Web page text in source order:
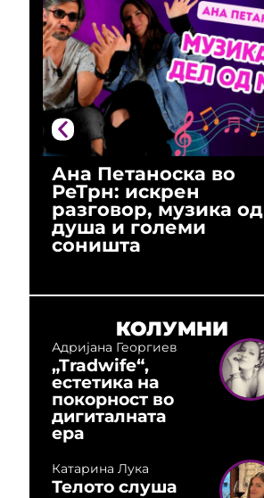
Ана Петаноска во
РеТрн: искрен
разговор, музика од
душа и големи
соништа
КОЛУМНИ
Адријана Георгиев
„Tradwife“,
естетика на
покорност во
дигиталната
ера
Катарина Лука
Телото слуша